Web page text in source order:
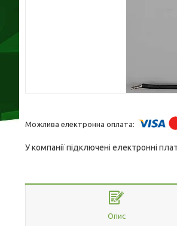
У компанії підключені електронні
Опис